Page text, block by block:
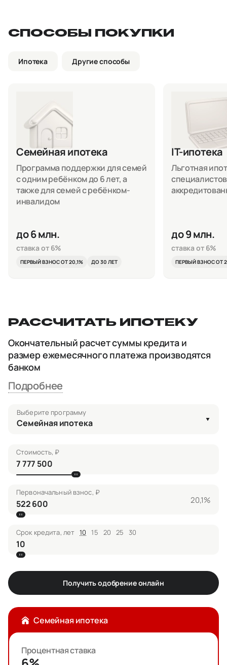
СПОСОБЫ ПОКУПКИ
Ипотека Другие способы
Семейная ипотека
Программа поддержки для семей
с одним ребёнком до 6 лет, а
также для семей с ребёнком-
инвалидом
до 6 млн.
ставка от 6%
ПЕРВЫЙ ВЗНОС ОТ 20,1% ДО 30 ЛЕТ
IT-ипотека
Льготная
до 9 млн.
ставка от 6%
ПЕРВЫЙ ВЗНОС ОТ
РАССЧИТАТЬ ИПОТЕКУ
Окончательный расчет суммы кредита и
размер ежемесячного платежа производятся
банком
Подробнее
Выберите программу
Семейная ипотека
Стоимость, ₽
Первоначальный взнос, ₽
20,1%
Срок кредита, лет 10 15 20 25 30
Получить одобрение онлайн
Семейная ипотека
Процентная ставка